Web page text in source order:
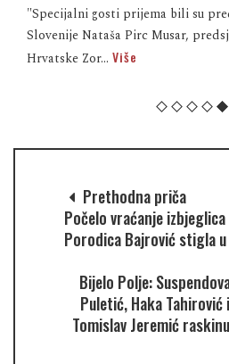
"Specijalni gosti prijema bili su
Slovenije Nataša Pirc Musar,
Hrvatske Zor... Više
Prethodna priča
Počelo vraćanje
Porodica Bajrović stigla u
Bijelo Polje:
Puletić, Haka Tahirović
Tomislav Jeremić